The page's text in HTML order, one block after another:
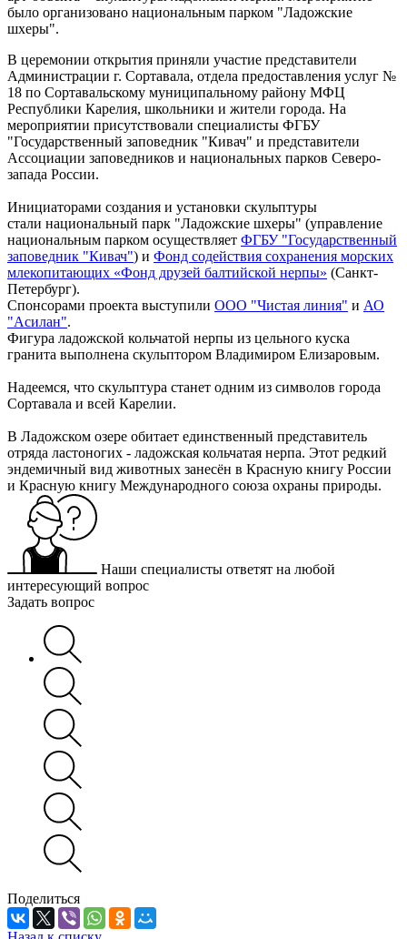
было организовано национальным парком "Ладожские
шхеры".
В церемонии открытия приняли участие представители
Администрации г. Сортавала, отдела предоставления услуг №
18 по Сортавальскому муниципальному району МФЦ
Республики Карелия, школьники и жители города. На
мероприятии присутствовали специалисты ФГБУ
"Государственный заповедник "Кивач" и представители
Ассоциации заповедников и национальных парков Северо-
запада России.
Инициаторами создания и установки скульптуры
стали национальный парк "Ладожские шхеры" (управление
национальным парком осуществляет ФГБУ "Государственный
заповедник "Кивач") и Фонд содействия сохранения морских
млекопитающих «Фонд друзей балтийской нерпы» (Санкт-
Петербург).
Спонсорами проекта выступили ООО "Чистая линия" и АО
"Асилан".
Фигура ладожской кольчатой нерпы из цельного куска
гранита выполнена скульптором Владимиром Елизаровым.
Надеемся, что скульптура станет одним из символов города
Сортавала и всей Карелии.
В Ладожском озере обитает единственный представитель
отряда ластоногих - ладожская кольчатая нерпа. Этот редкий
эндемичный вид животных занесён в Красную книгу России
и Красную книгу Международного союза охраны природы.
Наши специалисты ответят на любой
интересующий вопрос
Задать вопрос
Поделиться